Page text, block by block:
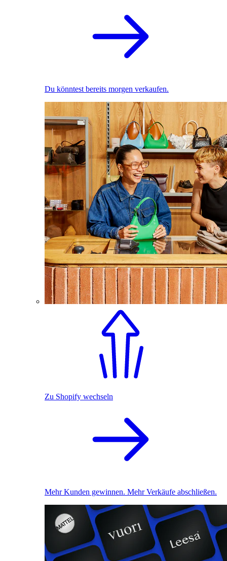
Du könntest bereits morgen verkaufen.
Zu Shopify wechseln
Mehr Kunden gewinnen. Mehr Verkäufe abschließen.